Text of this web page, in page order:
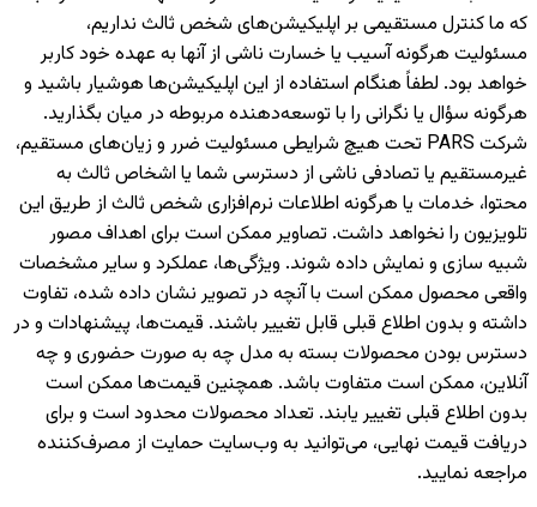
که ما کنترل مستقیمی بر اپلیکیشن‌های شخص ثالث نداریم،
مسئولیت هرگونه آسیب یا خسارت ناشی از آنها به عهده خود کاربر
خواهد بود. لطفاً هنگام استفاده از این اپلیکیشن‌ها هوشیار باشید و
هرگونه سؤال یا نگرانی را با توسعه‌دهنده مربوطه در میان بگذارید.
شرکت PARS تحت هیچ شرایطی مسئولیت ضرر و زیان‌های مستقیم،
غیرمستقیم یا تصادفی ناشی از دسترسی شما یا اشخاص ثالث به
محتوا، خدمات یا هرگونه اطلاعات نرم‌افزاری شخص ثالث از طریق این
تلویزیون را نخواهد داشت. تصاویر ممکن است برای اهداف مصور
شبیه سازی و نمایش داده شوند. ویژگی‌ها، عملکرد و سایر مشخصات
واقعی محصول ممکن است با آنچه در تصویر نشان داده شده، تفاوت
داشته و بدون اطلاع قبلی قابل تغییر باشند. قیمت‌ها، پیشنهادات و در
دسترس بودن محصولات بسته به مدل چه به صورت حضوری و چه
آنلاین، ممکن است متفاوت باشد. همچنین قیمت‌ها ممکن است
بدون اطلاع قبلی تغییر یابند. تعداد محصولات محدود است و برای
دریافت قیمت نهایی، می‌توانید به وب‌سایت حمایت از مصرف‌کننده
مراجعه نمایید.